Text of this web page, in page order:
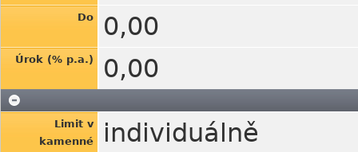
Do 0,00
Úrok (% p.a.) 0,00
Limit v
kamenné
individuálně